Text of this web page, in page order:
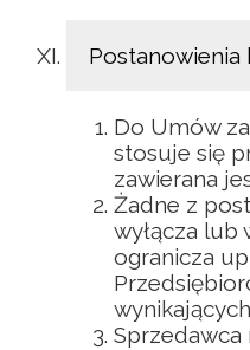
Postanowienia
Do Umów
stosuje się
zawierana
Żadne z
wyłącza lub
ogranicza